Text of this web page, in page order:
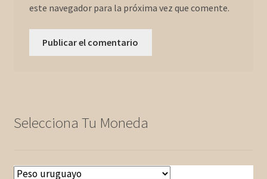
este navegador para la próxima vez que comente.
Selecciona Tu Moneda